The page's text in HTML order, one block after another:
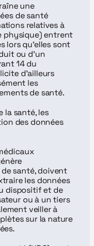
une
de santé
relatives à
physique) entrent
lors qu’elles sont
ou d’un
14 du
d’ailleurs
les
de santé.
la santé, les
des données
santé, doivent
les données
dispositif et de
ou à un tiers
veiller à
sur la nature